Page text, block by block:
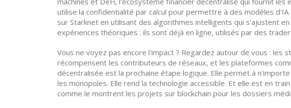
utilise la confidentialité par calcul pour permettre à des modèles
sur Starknet en utilisant des algorithmes intelligents qui s'ajustent
expériences théoriques : ils sont déjà en ligne, utilisés par des
Vous ne voyez pas encore l'impact ? Regardez autour de vous :
récompensent les contributeurs de réseaux, et les plateformes
décentralisée est la prochaine étape logique. Elle permet à
les monopoles. Elle rend la technologie accessible. Et elle est en
comme le montrent les projets sur blockchain pour les dossiers